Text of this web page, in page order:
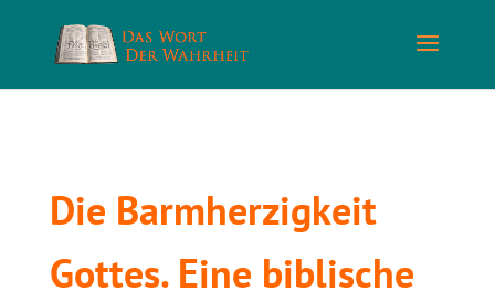
Die Barmherzigkeit
Gottes. Eine biblische